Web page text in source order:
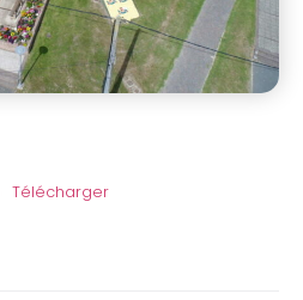
Télécharger